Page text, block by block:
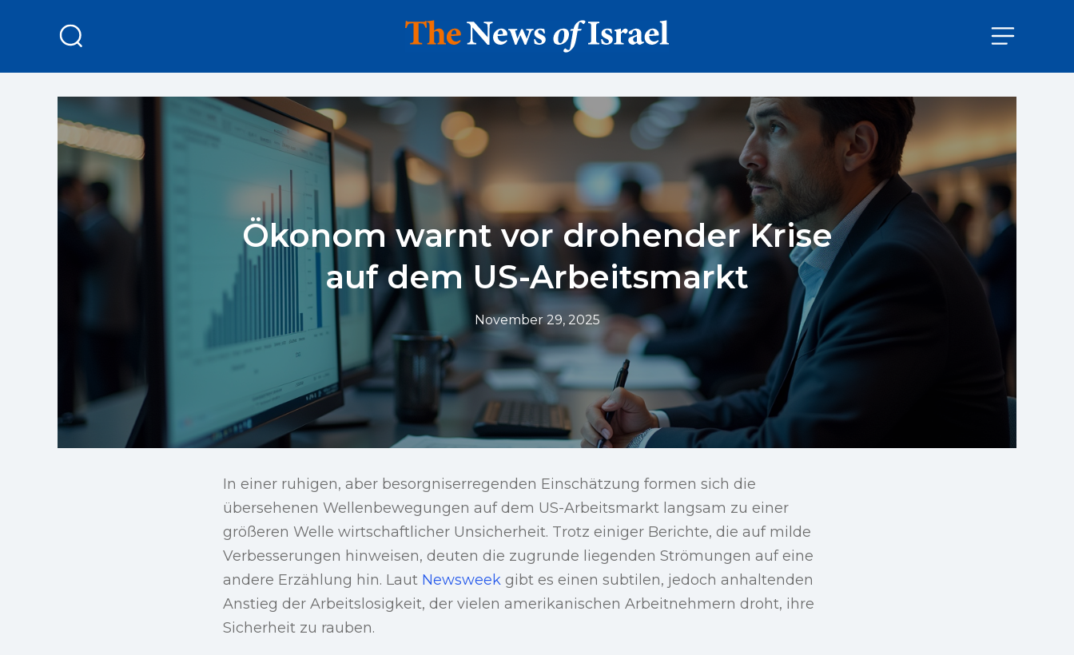
Ökonom warnt vor drohender Krise
auf dem US-Arbeitsmarkt
November 29, 2025
In einer ruhigen, aber besorgniserregenden Einschätzung formen sich die
übersehenen Wellenbewegungen auf dem US-Arbeitsmarkt langsam zu einer
größeren Welle wirtschaftlicher Unsicherheit. Trotz einiger Berichte, die auf milde
Verbesserungen hinweisen, deuten die zugrunde liegenden Strömungen auf eine
andere Erzählung hin. Laut Newsweek gibt es einen subtilen, jedoch anhaltenden
Anstieg der Arbeitslosigkeit, der vielen amerikanischen Arbeitnehmern droht, ihre
Sicherheit zu rauben.